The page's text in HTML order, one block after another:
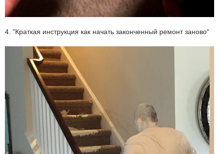
4. "Краткая инструкция как начать законченный ремонт заново"